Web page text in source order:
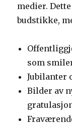
medier.
budstikke,
som
Jubilanter
Bilder av